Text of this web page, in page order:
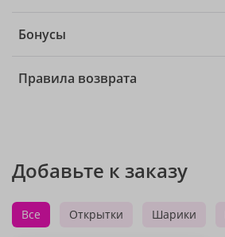
Бонусы
Правила возврата
Добавьте к заказу
Все Открытки Шарики